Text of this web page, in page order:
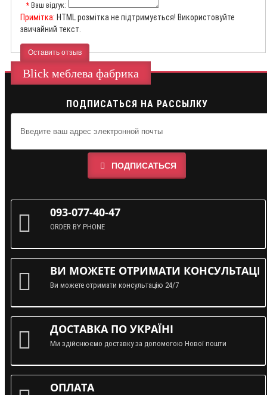
Ваш відгук:
Примітка: HTML розмітка не підтримується! Використовуйте
звичайний текст.
Оставить отзыв
Blick меблева фабрика
ПОДПИСАТЬСЯ НА РАССЫЛКУ
ПОДПИСАТЬСЯ
093-077-40-47
ORDER BY PHONE
ВИ МОЖЕТЕ ОТРИМАТИ
Ви можете отримати консультацію 24/7
ДОСТАВКА ПО УКРАЇНІ
Ми здійснюємо доставку за допомогою Нової пошти
ОПЛАТА